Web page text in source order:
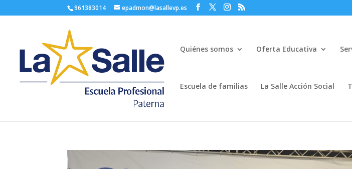
961383014 epadmon@lasallevp.es
Quiénes somos Oferta Educativa
Escuela de familias La Salle Acción Social